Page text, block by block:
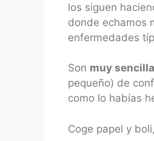
los siguen
donde echamos
enfermedades
Son muy
pequeño) de
como lo habías
Coge papel y